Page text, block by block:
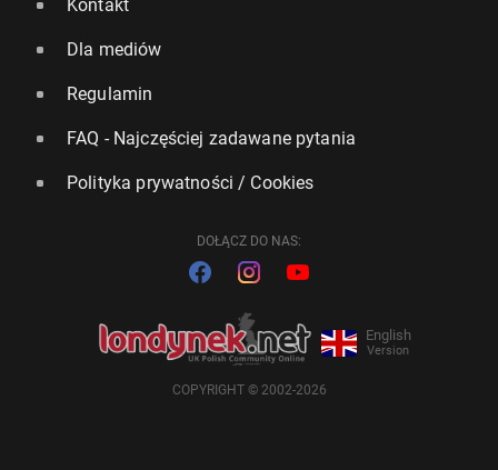
Kontakt
Dla mediów
Regulamin
FAQ - Najczęściej zadawane pytania
Polityka prywatności / Cookies
DOŁĄCZ DO NAS:
English
Version
COPYRIGHT © 2002-2026